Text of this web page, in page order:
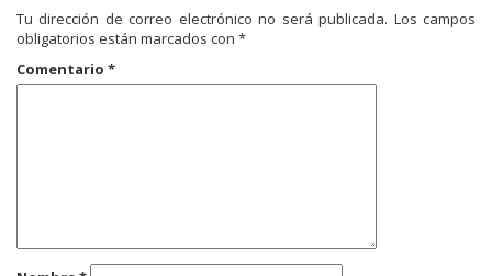
Deja una respuesta
Tu dirección de correo electrónico no será publicada.